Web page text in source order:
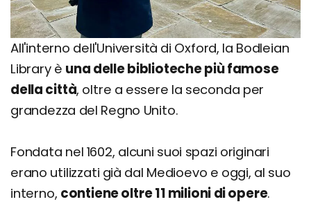
All'interno dell'Università di Oxford, la Bodleian
Library è una delle biblioteche più famose
della città, oltre a essere la seconda per
grandezza del Regno Unito.
Fondata nel 1602, alcuni suoi spazi originari
erano utilizzati già dal Medioevo e oggi, al suo
interno, contiene oltre 11 milioni di opere.